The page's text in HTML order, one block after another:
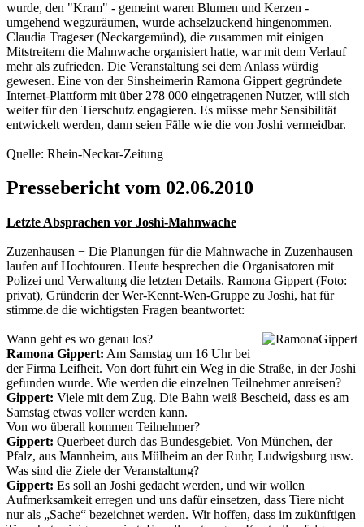
wurde, den "Kram" - gemeint waren Blumen und Kerzen -
umgehend wegzuräumen, wurde achselzuckend hingenommen.
Claudia Trageser (Neckargemünd), die zusammen mit einigen
Mitstreitern die Mahnwache organisiert hatte, war mit dem Verlauf
mehr als zufrieden. Die Veranstaltung sei dem Anlass würdig
gewesen. Eine von der Sinsheimerin Ramona Gippert gegründete
Internet-Plattform mit über 278 000 eingetragenen Nutzer, will sich
weiter für den Tierschutz engagieren. Es müsse mehr Sensibilität
entwickelt werden, dann seien Fälle wie die von Joshi vermeidbar.
Quelle: Rhein-Neckar-Zeitung
Pressebericht vom 02.06.2010
Letzte Absprachen vor Joshi-Mahnwache
Zuzenhausen − Die Planungen für die Mahnwache in Zuzenhausen
laufen auf Hochtouren. Heute besprechen die Organisatoren mit
Polizei und Verwaltung die letzten Details. Ramona Gippert (Foto:
privat), Gründerin der Wer-Kennt-Wen-Gruppe zu Joshi, hat für
stimme.de die wichtigsten Fragen beantwortet:
Wann geht es wo genau los?
Ramona Gippert: Am Samstag um 16 Uhr bei
der Firma Leifheit. Von dort führt ein Weg in die Straße, in der Joshi
gefunden wurde. Wie werden die einzelnen Teilnehmer anreisen?
Gippert: Viele mit dem Zug. Die Bahn weiß Bescheid, dass es am
Samstag etwas voller werden kann.
Von wo überall kommen Teilnehmer?
Gippert: Querbeet durch das Bundesgebiet. Von München, der
Pfalz, aus Mannheim, aus Mülheim an der Ruhr, Ludwigsburg usw.
Was sind die Ziele der Veranstaltung?
Gippert: Es soll an Joshi gedacht werden, und wir wollen
Aufmerksamkeit erregen und uns dafür einsetzen, dass Tiere nicht
nur als „Sache“ bezeichnet werden. Wir hoffen, dass im zukünftigen